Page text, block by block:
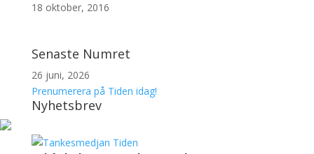
18 oktober, 2016
Senaste Numret
26 juni, 2026
Prenumerera på Tiden idag!
Nyhetsbrev